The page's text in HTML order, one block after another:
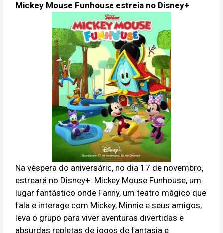
Mickey Mouse Funhouse estreia no Disney+
Na véspera do aniversário, no dia 17 de novembro,
estreará no Disney+: Mickey Mouse Funhouse, um
lugar fantástico onde Fanny, um teatro mágico que
fala e interage com Mickey, Minnie e seus amigos,
leva o grupo para viver aventuras divertidas e
absurdas repletas de jogos de fantasia e